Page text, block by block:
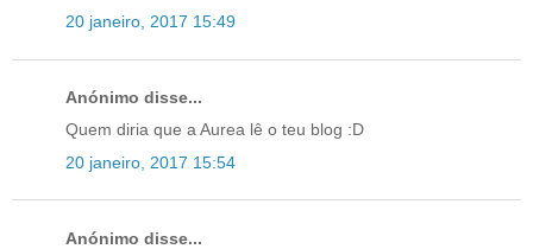
20 janeiro, 2017 15:49
Anónimo disse...
Quem diria que a Aurea lê o teu blog :D
20 janeiro, 2017 15:54
Anónimo disse...